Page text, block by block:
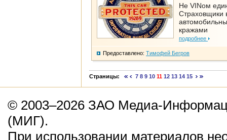
Не VINом
Страховщики
кражами
подробнее
Предоставлено: Тимофей Бегров
Страницы: 7 8 9 10 11 12 13 14 15
© 2003–2026 ЗАО Медиа-
(МИГ).
При использовании материалов